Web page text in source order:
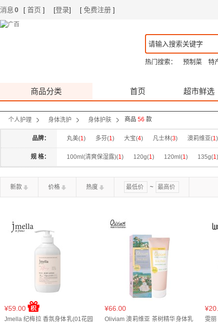
消息 0 [ 首页 ] [登录] [ 免费注册 ]
热门搜索： 预制菜 特
商品分类 首页 超市鲜选
个人护理 身体洗护 身体护肤 商品 56 款
品牌： 丸美(1) 多芬(1) 大宝(4) 凡士林(3) 澳莉维亚(1)
水之蔻(4) 袋鼠妈妈( 独特艾琳( 3) Cath Kidston(
规 格： 100ml(清爽保湿露)(1) 120g(1) 120ml(1) 135g(1)
SOD蜜200ml+手霜60g(
蓝铃花茉莉香250ml(1) 闻雨铃
莹润美肌260g(1
新款 价格 热度 ~
¥59.00
Jmella 纪梅拉 香氛身体乳(01花园
¥66.00
Oliviam 澳莉维亚 茶树精华身体乳
雯丽